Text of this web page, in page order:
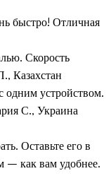
быстро! Отличная
Скорость
Казахстан
одним устройством.
С., Украина
Оставьте его в
– как вам удобнее.